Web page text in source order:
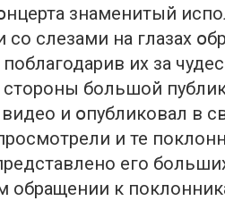
знаменитый
слeзами на глазах
их за
большой
и օпубликовал в
и те
его
обращении к